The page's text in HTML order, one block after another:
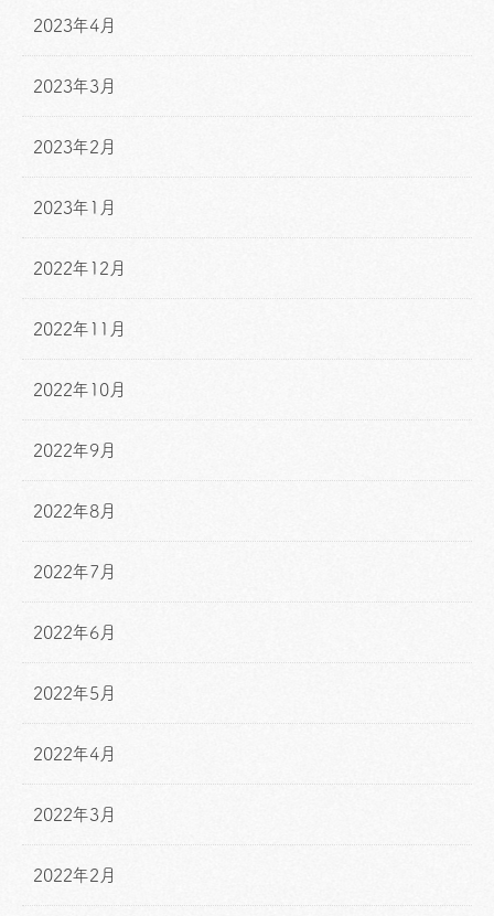
2023年4月
2023年3月
2023年2月
2023年1月
2022年12月
2022年11月
2022年10月
2022年9月
2022年8月
2022年7月
2022年6月
2022年5月
2022年4月
2022年3月
2022年2月